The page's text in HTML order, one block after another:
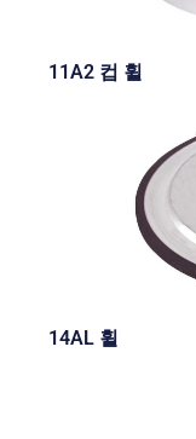
11A2 컵 휠
14AL 휠